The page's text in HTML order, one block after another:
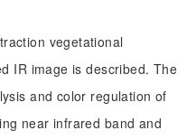
vegetational
IR image is described. The
and color regulation of
near infrared band and